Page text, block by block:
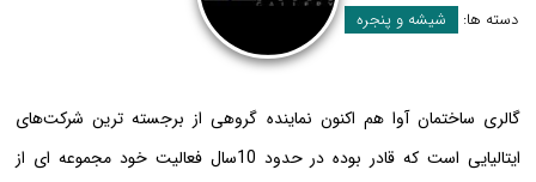
دسته ها: شیشه و پنجره
گالری ساختمان آوا هم اکنون نماینده گروهی از برجسته ترین شرکت‌های
ایتالیایی است که قادر بوده در حدود 10سال فعالیت خود مجموعه ای از